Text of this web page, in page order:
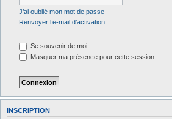
J’ai oublié mon mot de passe
Renvoyer l’e-mail d’activation
Se souvenir de moi
Masquer ma présence pour cette session
INSCRIPTION